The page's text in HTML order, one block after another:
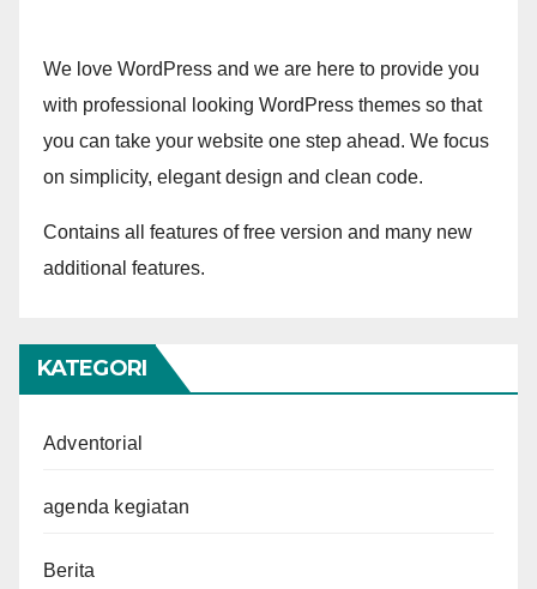
We love WordPress and we are here to provide you
with professional looking WordPress themes so that
you can take your website one step ahead. We focus
on simplicity, elegant design and clean code.
Contains all features of free version and many new
additional features.
KATEGORI
Adventorial
agenda kegiatan
Berita